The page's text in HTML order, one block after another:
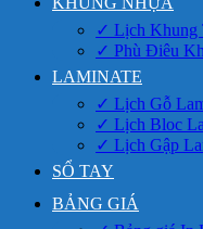
✓ Lịch Khung
✓ Phù Điêu
LAMINATE
✓ Lịch Gỗ
✓ Lịch Bloc
✓ Lịch Gập
SỔ TAY
BẢNG GIÁ